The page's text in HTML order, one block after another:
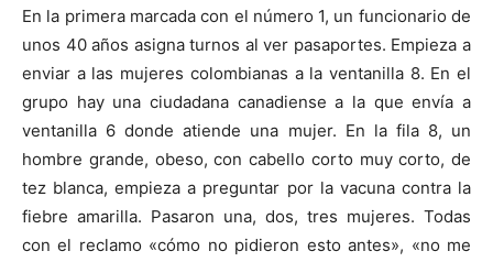
En la primera marcada con el número 1, un funcionario de
unos 40 años asigna turnos al ver pasaportes. Empieza a
enviar a las mujeres colombianas a la ventanilla 8. En el
grupo hay una ciudadana canadiense a la que envía a
ventanilla 6 donde atiende una mujer. En la fila 8, un
hombre grande, obeso, con cabello corto muy corto, de
tez blanca, empieza a preguntar por la vacuna contra la
fiebre amarilla. Pasaron una, dos, tres mujeres. Todas
con el reclamo «cómo no pidieron esto antes», «no me